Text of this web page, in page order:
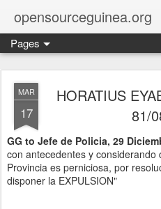
opensourceguinea.org
Pages
MAR
17
HORATIUS
81/
GG to Jefe de Policia, 29
con antecedentes y
Provincia es perniciosa, por
disponer la EXPULSION"